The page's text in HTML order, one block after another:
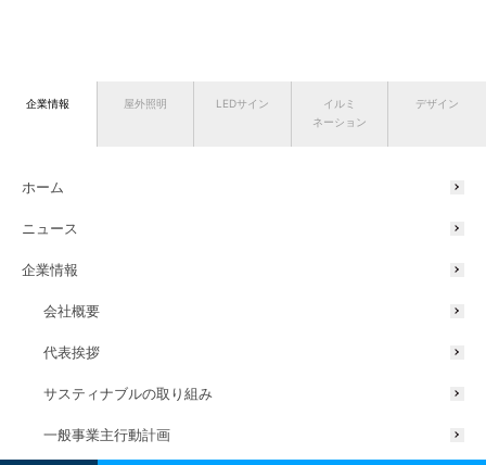
企業情報 屋外照明 LEDサイン
イルミ
ネーション
デザイン
ホーム
ニュース
企業情報
会社概要
代表挨拶
サスティナブルの取り組み
一般事業主行動計画